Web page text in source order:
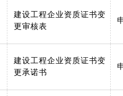
建设工程企业资质证书变
更审核表
建设工程企业资质证书变
更承诺书